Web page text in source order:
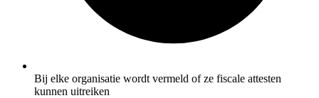
Bij elke organisatie wordt vermeld of ze fiscale attesten
kunnen uitreiken